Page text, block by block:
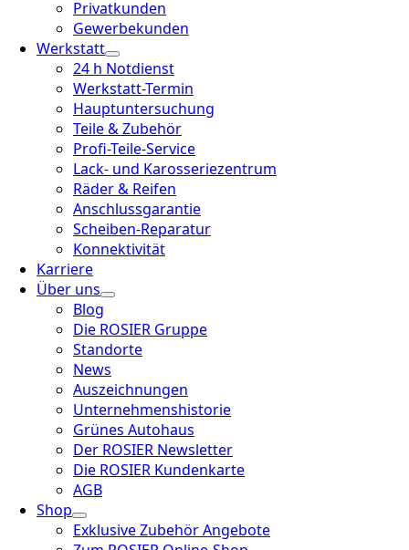
Privatkunden
Gewerbekunden
Werkstatt
24 h Notdienst
Werkstatt-Termin
Hauptuntersuchung
Teile & Zubehör
Profi-Teile-Service
Lack- und Karosseriezentrum
Räder & Reifen
Anschlussgarantie
Scheiben-Reparatur
Konnektivität
Karriere
Über uns
Blog
Die ROSIER Gruppe
Standorte
News
Auszeichnungen
Unternehmenshistorie
Grünes Autohaus
Der ROSIER Newsletter
Die ROSIER Kundenkarte
AGB
Shop
Exklusive Zubehör Angebote